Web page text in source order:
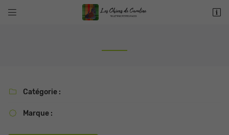
 
9 rue d’Anes de Montardat
 Catégorie :
 Marque :